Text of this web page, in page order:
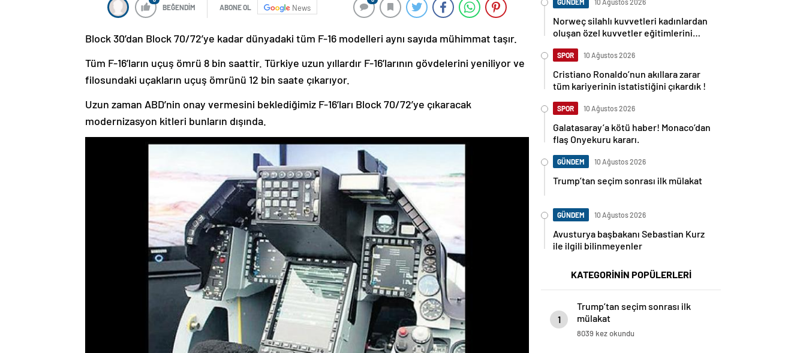
BEĞENDİM ABONE OL News
Block 30’dan Block 70/72’ye kadar dünyadaki tüm F-16 modelleri aynı sayıda mühimmat taşır.
Tüm F-16’ların uçuş ömrü 8 bin saattir. Türkiye uzun yıllardır F-16’larının gövdelerini yeniliyor ve
filosundaki uçakların uçuş ömrünü 12 bin saate çıkarıyor.
Uzun zaman ABD’nin onay vermesini beklediğimiz F-16’ları Block 70/72’ye çıkaracak
modernizasyon kitleri bunların dışında.
GÜNDEM 10 Ağustos 2026
Norweç silahlı kuvvetleri kadınlardan
oluşan özel kuvvetler eğitimlerini
SPOR 10 Ağustos 2026
Cristiano Ronaldo’nun akıllara zarar
tüm kariyerinin istatistiğini çıkardık !
SPOR 10 Ağustos 2026
Galatasaray’a kötü haber! Monaco’dan
flaş Onyekuru kararı.
GÜNDEM 10 Ağustos 2026
Trump’tan seçim sonrası ilk mülakat
GÜNDEM 10 Ağustos 2026
Avusturya başbakanı Sebastian Kurz
ile ilgili bilinmeyenler
KATEGORİNİN POPÜLERLERİ
1
Trump’tan seçim sonrası ilk
mülakat
8039 kez okundu